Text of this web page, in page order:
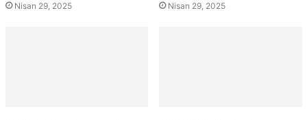
Nisan 29, 2025 Nisan 29, 2025